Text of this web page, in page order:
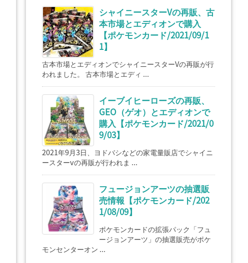
シャイニースターVの再販、古
本市場とエディオンで購入
【ポケモンカード/2021/09/1
1】
古本市場とエディオンでシャイニースターVの再販が行
われました。 古本市場とエディ ...
イーブイヒーローズの再販、
GEO（ゲオ）とエディオンで
購入【ポケモンカード/2021/0
9/03】
2021年9月3日、ヨドバシなどの家電量販店でシャイニ
ースターvの再販が行われま ...
フュージョンアーツの抽選販
売情報【ポケモンカード/202
1/08/09】
ポケモンカードの拡張パック「フュ
ージョンアーツ」の抽選販売がポケ
モンセンターオン ...